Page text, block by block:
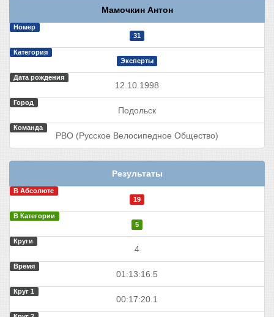
Мамочкин Антон
Номер
31
Категория
Эксперты
Дата рождения
12.10.1998
Город
Подольск
Команда
РВО (Русское Велосипедное Общество)
Результаты
В Абсолюте
19
В Категории
5
Круги
4
Время
01:13:16.5
Круг 1
00:17:20.1